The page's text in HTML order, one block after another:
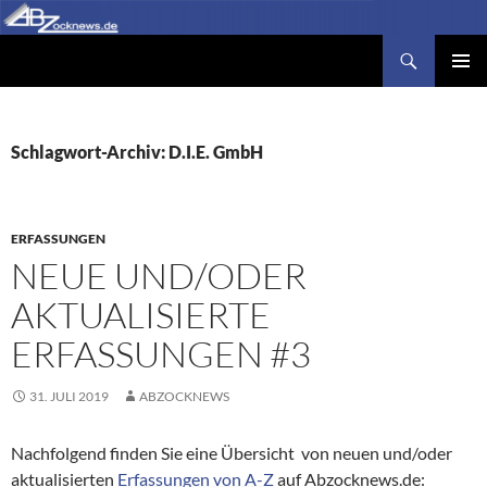
Zum
Inhalt
Schlagwort-Archiv: D.I.E. GmbH
ERFASSUNGEN
NEUE UND/ODER
AKTUALISIERTE
ERFASSUNGEN #3
31. JULI 2019 ABZOCKNEWS
Nachfolgend finden Sie eine Übersicht von neuen und/oder
aktualisierten Erfassungen von A-Zauf Abzocknews.de: